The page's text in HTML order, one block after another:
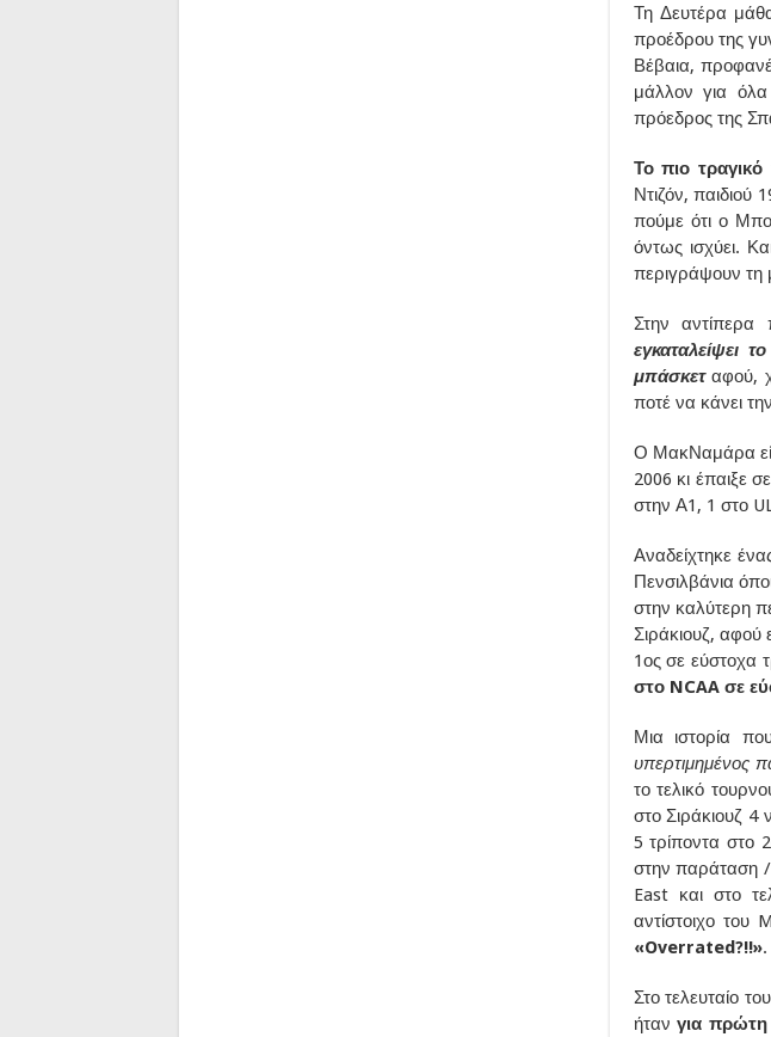
Τη Δευτέρα
προέδρου της
Βέβαια,
μάλλον για
πρόεδρος της
Το πιο
Ντιζόν,
πούμε ότι ο
όντως ισχύει.
περιγράψουν τη
Στην αντίπερα
εγκαταλείψει
μπάσκεταφού,
ποτέ να κάνει
Ο ΜακΝαμάρα
2006 κι έπαιξε
στην Α1, 1 στο
Αναδείχτηκε
Πενσιλβάνια
στην καλύτερη
Σιράκιουζ, αφού
1ος σε εύστοχα
στο NCAA σε
Μια ιστορία
υπερτιμημένος
το τελικό
στο Σιράκιουζ 4
5 τρίποντα στο
στην παράταση /
East και στο
αντίστοιχο
«Overrated?!!».
Στο τελευταίο
ήτανγια πρώτη